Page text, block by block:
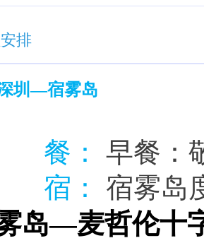
排
圳—宿雾岛
餐：
早餐：
宿：
宿雾岛
岛—麦哲伦十